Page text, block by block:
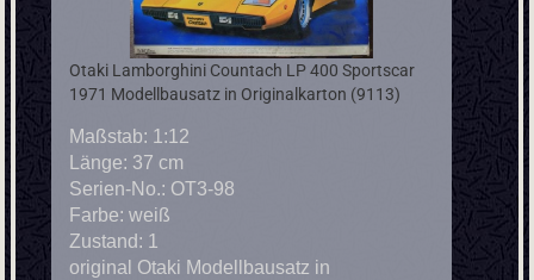
Otaki Lamborghini Countach LP 400 Sportscar
1971 Modellbausatz in Originalkarton (9113)
Maßstab: 1:12
Länge: 37 cm
Serien-No.: OT3-98
Farbe: weiß
Zustand: 1
original Otaki Modellbausatz in